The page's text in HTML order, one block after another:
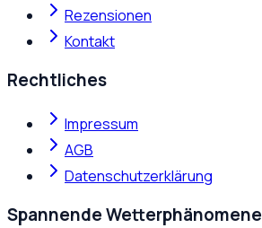
Rezensionen
Kontakt
Rechtliches
Impressum
AGB
Datenschutzerklärung
Spannende Wetterphänomene